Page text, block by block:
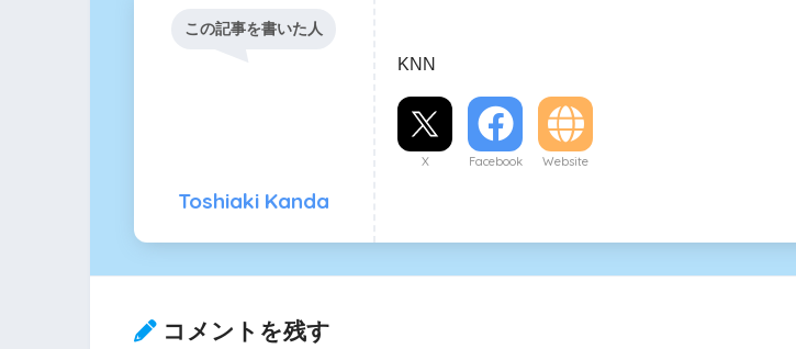
この記事を書いた人
Toshiaki Kanda
KNN
X Facebook Website
コメントを残す